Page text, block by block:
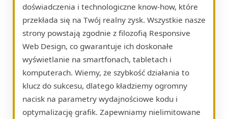
doświadczenia i technologiczne know-how, które
przekłada się na Twój realny zysk. Wszystkie nasze
strony powstają zgodnie z filozofią Responsive
Web Design, co gwarantuje ich doskonałe
wyświetlanie na smartfonach, tabletach i
komputerach. Wiemy, że szybkość działania to
klucz do sukcesu, dlatego kładziemy ogromny
nacisk na parametry wydajnościowe kodu i
optymalizację grafik. Zapewniamy nielimitowane